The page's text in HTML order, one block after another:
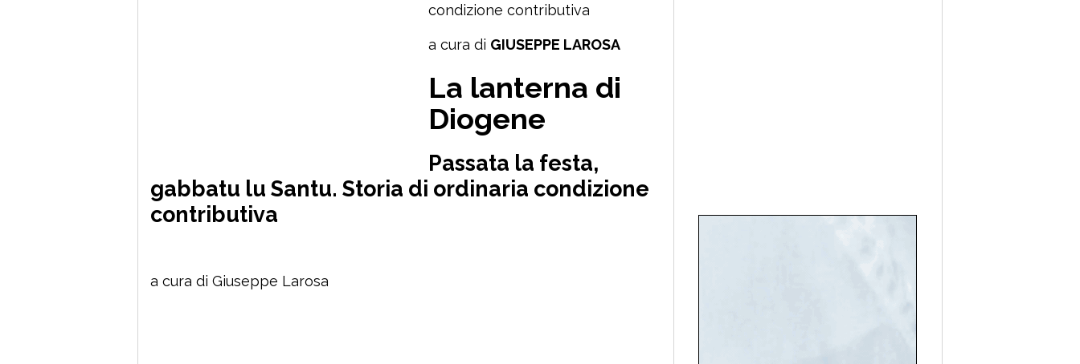
condizione contributiva
a cura di GIUSEPPE LAROSA
La lanterna di
Diogene
Passata la festa,
gabbatu lu Santu. Storia di ordinaria condizione
contributiva
a cura di Giuseppe Larosa